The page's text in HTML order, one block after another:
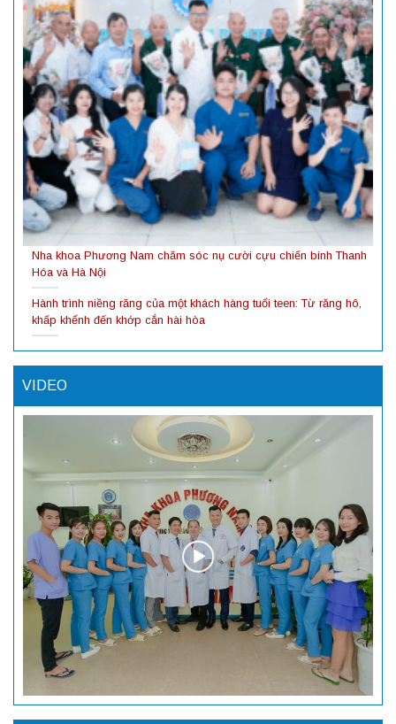
Nha khoa Phương Nam chăm sóc nụ cười cựu chiến binh Thanh
Hóa và Hà Nội
Hành trình niềng răng của một khách hàng tuổi teen: Từ răng hô,
khấp khểnh đến khớp cắn hài hòa
VIDEO